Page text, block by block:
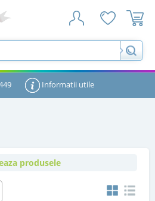
Informatii utile
produsele